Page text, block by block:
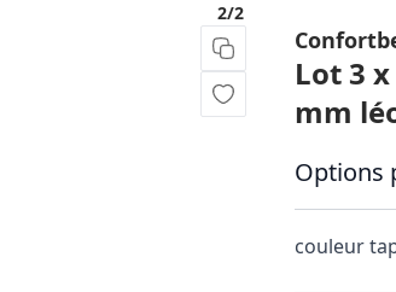
Lot 3
mm
2/2
Options
couleur